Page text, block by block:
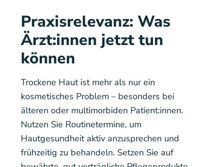
Praxisrelevanz: Was
Ärzt:innen jetzt tun
können
Trockene Haut ist mehr als nur ein
kosmetisches Problem – besonders bei
älteren oder multimorbiden Patient:innen.
Nutzen Sie Routinetermine, um
Hautgesundheit aktiv anzusprechen und
frühzeitig zu behandeln. Setzen Sie auf